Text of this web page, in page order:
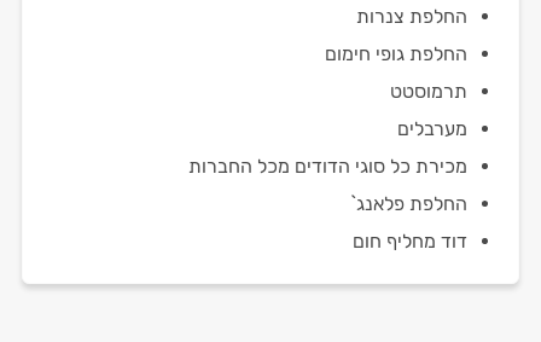
החלפת צנרות
החלפת גופי חימום
תרמוסטט
מערבלים
מכירת כל סוגי הדודים מכל החברות
החלפת פלאנג`
דוד מחליף חום